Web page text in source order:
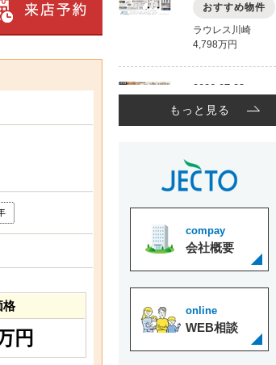
格
円
もっと見る
compay
会社概要
online
WEB相談